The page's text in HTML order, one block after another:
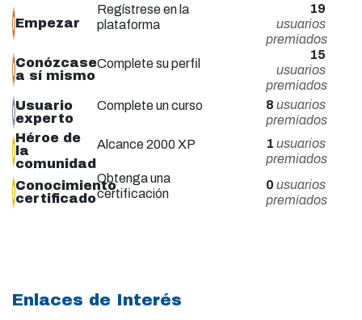
Empezar
Regístrese en la
plataforma
19
usuarios
premiados
Conózcase
a sí mismo
Complete su perfil
15
usuarios
premiados
Usuario
experto
Complete un curso 8 usuarios
premiados
Héroe de
la
comunidad
Alcance 2000 XP 1 usuarios
premiados
Conocimiento
certificado
Obtenga una
certificación
0 usuarios
premiados
Enlaces de Interés